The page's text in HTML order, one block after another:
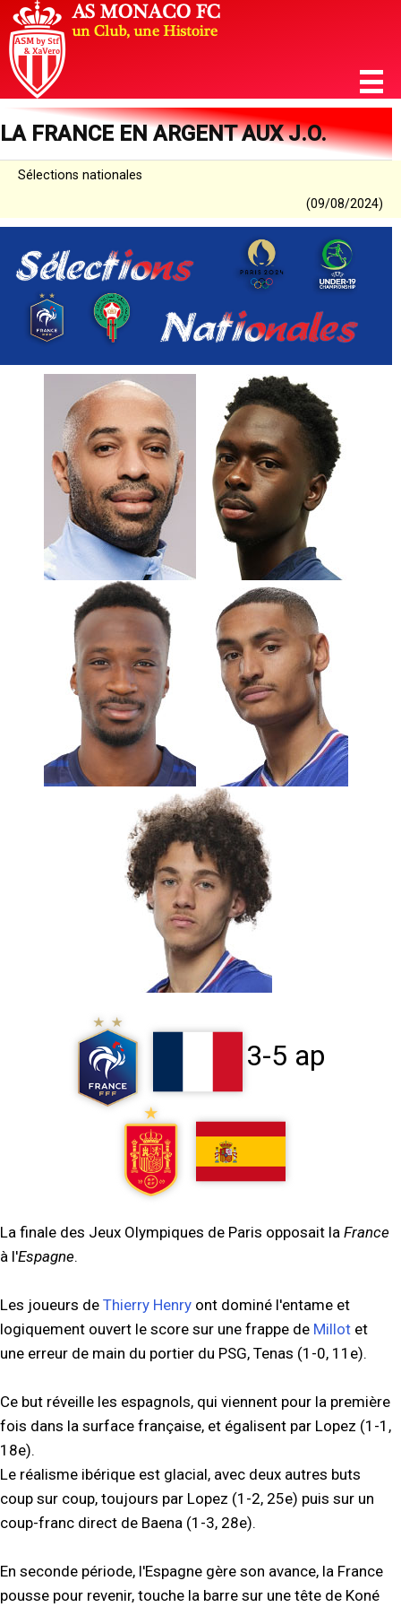
LA FRANCE EN ARGENT AUX J.O.
Sélections nationales
(09/08/2024)
3-5 ap
La finale des Jeux Olympiques de Paris opposait la France
à l'Espagne.
Les joueurs de Thierry Henry ont dominé l'entame et
logiquement ouvert le score sur une frappe de Millot et
une erreur de main du portier du PSG, Tenas (1-0, 11e).
Ce but réveille les espagnols, qui viennent pour la première
fois dans la surface française, et égalisent par Lopez (1-1,
18e).
Le réalisme ibérique est glacial, avec deux autres buts
coup sur coup, toujours par Lopez (1-2, 25e) puis sur un
coup-franc direct de Baena (1-3, 28e).
En seconde période, l'Espagne gère son avance, la France
pousse pour revenir, touche la barre sur une tête de Koné